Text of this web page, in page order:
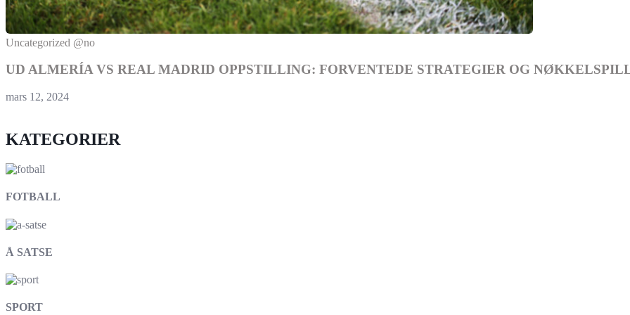
Uncategorized @no
UD ALMERÍA VS REAL MADRID OPPSTILLING: FORVENTEDE STRATEGIER OG
mars 12, 2024
KATEGORIER
FOTBALL
Å SATSE
SPORT